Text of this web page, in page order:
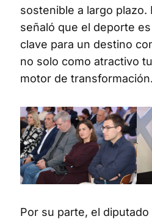
sostenible a largo plazo.
señaló que el deporte
clave para un destino
no solo como atractivo
motor de transformación.
Por su parte, el